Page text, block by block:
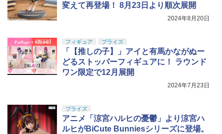
変えて再登場！ 8月23日より順次展開
2024年8月20日
フィギュア プライズ
「【推しの子】」アイと有馬かながぬー
どるストッパーフィギュアに！ ラウンド
ワン限定で12月展開
2024年7月23日
プライズ
アニメ「涼宮ハルヒの憂鬱」より涼宮ハ
ルヒがBiCute Bunniesシリーズに登場。